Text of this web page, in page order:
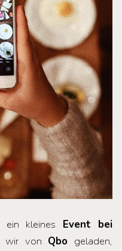
kleines Event bei
wir von Qbo geladen,